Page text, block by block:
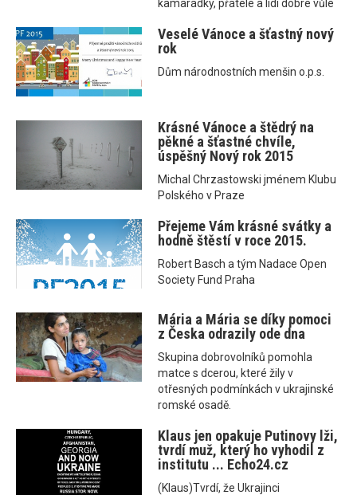
kamarádky, přátele a lidi dobré vůle
Veselé Vánoce a šťastný nový
rok
Dům národnostních menšin o.p.s.
Krásné Vánoce a štědrý na
pěkné a šťastné chvíle,
úspěšný Nový rok 2015
Michal Chrzastowski jménem Klubu
Polského v Praze
Přejeme Vám krásné svátky a
hodně štěstí v roce 2015.
Robert Basch a tým Nadace Open
Society Fund Praha
Mária a Mária se díky pomoci
z Česka odrazily ode dna
Skupina dobrovolníků pomohla
matce s dcerou, které žily v
otřesných podmínkách v ukrajinské
romské osadě.
Klaus jen opakuje Putinovy lži,
tvrdí muž, který ho vyhodil z
institutu ... Echo24.cz
(Klaus)Tvrdí, že Ukrajinci